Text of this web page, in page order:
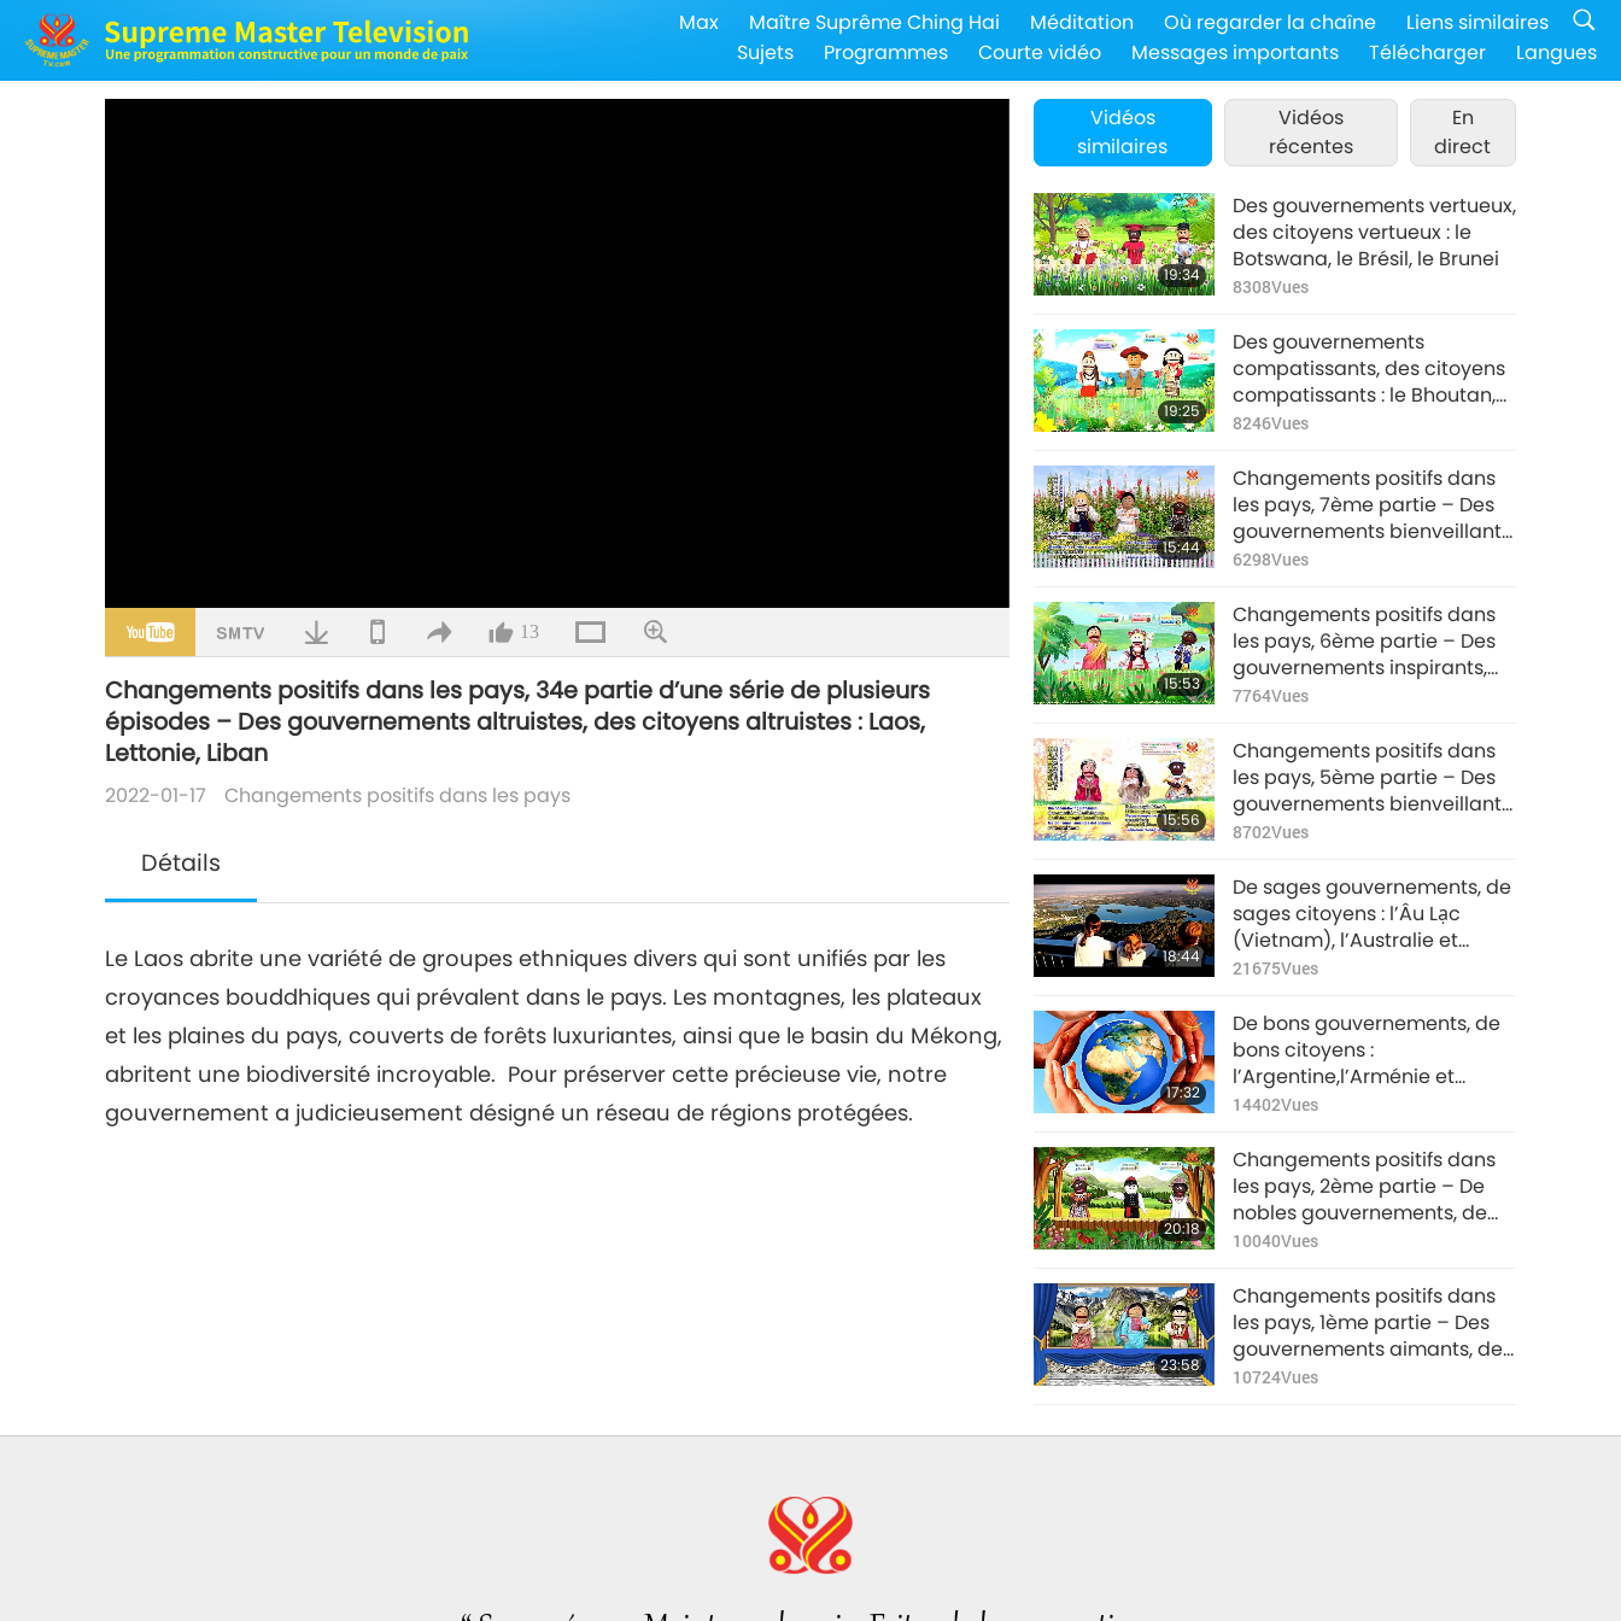
Max Maître Suprême Ching Hai Méditation Où regarder la chaîne
Liens similaires
Sujets
Programmes Courte vidéo Messages importants Télécharger Langues
13
Changements positifs dans les pays, 34e partie d’une série de plusieurs
épisodes – Des gouvernements altruistes, des citoyens altruistes : Laos,
Lettonie, Liban
2022-01-17 Changements positifs dans les pays
Détails
Le Laos abrite une variété de groupes ethniques divers qui sont unifiés par les
croyances bouddhiques qui prévalent dans le pays. Les montagnes, les plateaux
et les plaines du pays, couverts de forêts luxuriantes, ainsi que le basin du Mékong,
abritent une biodiversité incroyable. Pour préserver cette précieuse vie, notre
gouvernement a judicieusement désigné un réseau de régions protégées.
Vidéos
similaires
Vidéos
récentes
En
direct
19:34
Des gouvernements vertueux,
des citoyens vertueux : le
Botswana, le Brésil, le Brunei
8308Vues
19:25
Des gouvernements
compatissants, des citoyens
compatissants : le Bhoutan,
la Bolivie, et la Bosnie-
8246Vues
15:44
Changements positifs dans
les pays, 7ème partie – Des
gouvernements bienveillants,
Des citoyens bienveillants :
6298Vues
15:53
Changements positifs dans
les pays, 6ème partie – Des
gouvernements inspirants,
des citoyens inspirants :
Bélarus
7764Vues
15:56
Changements positifs dans
les pays, 5ème partie – Des
gouvernements bienveillants
et citoyens bienveillants :
Bahreïn
8702Vues
18:44
De sages gouvernements, de
sages citoyens : l’Âu Lạc
(Vietnam), l’Australie et
l’Autriche
21675Vues
17:32
De bons gouvernements, de
bons citoyens :
l’Argentine,l’Arménie et
Aruba
14402Vues
20:18
Changements positifs dans
les pays, 2ème partie – De
nobles gouvernements, de
nobles citoyens: Andorre,
Barbuda
10040Vues
23:58
Changements positifs dans
les pays, 1ème partie – Des
gouvernements aimants, des
citoyens aimants :
l’Algérie
10724Vues